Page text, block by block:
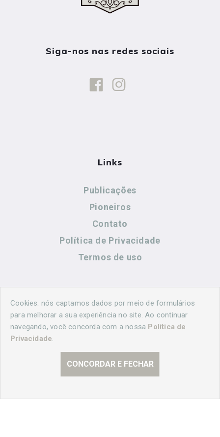
Siga-nos nas redes sociais
Links
Publicações
Pioneiros
Contato
Política de Privacidade
Termos de uso
Contato
(44) 99883-8883
Cookies: nós captamos dados por meio de formulários
para melhorar a sua experiência no site. Ao continuar
navegando, você concorda com a nossa Política de
Privacidade.
CONCORDAR E FECHAR